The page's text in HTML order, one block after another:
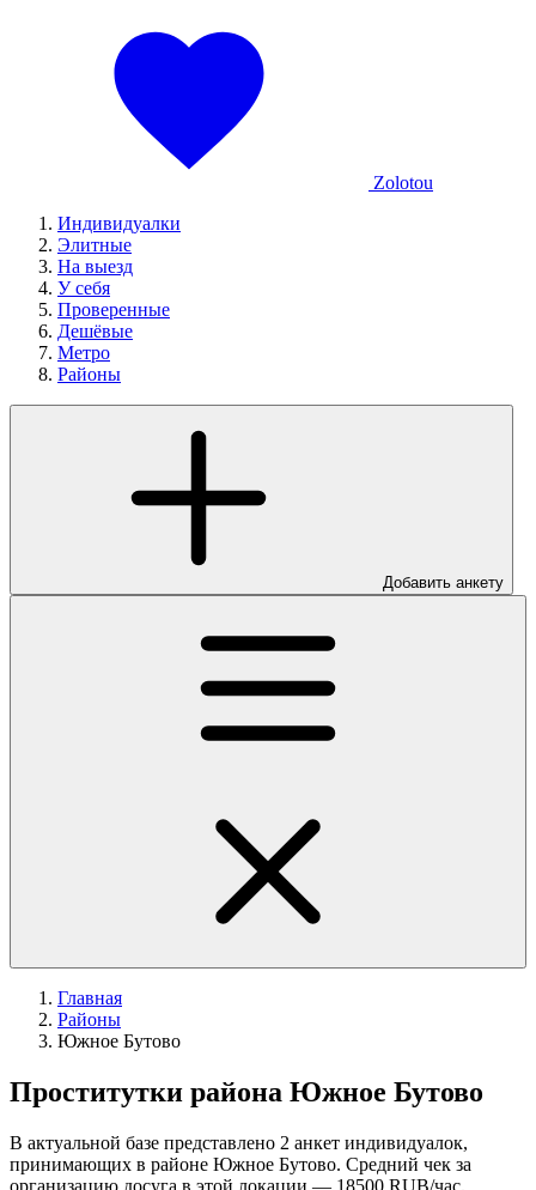
Zolotou
Индивидуалки
Элитные
На выезд
У себя
Проверенные
Дешёвые
Метро
Районы
Добавить анкету
Главная
Районы
Южное Бутово
Проститутки района Южное Бутово
В актуальной базе представлено 2 анкет индивидуалок,
принимающих в районе Южное Бутово. Средний чек за
организацию досуга в этой локации — 18500 RUB/час.